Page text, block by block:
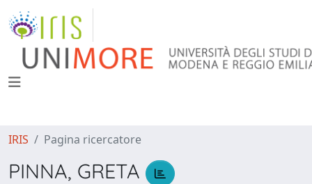
IRIS Pagina ricercatore
PINNA, GRETA